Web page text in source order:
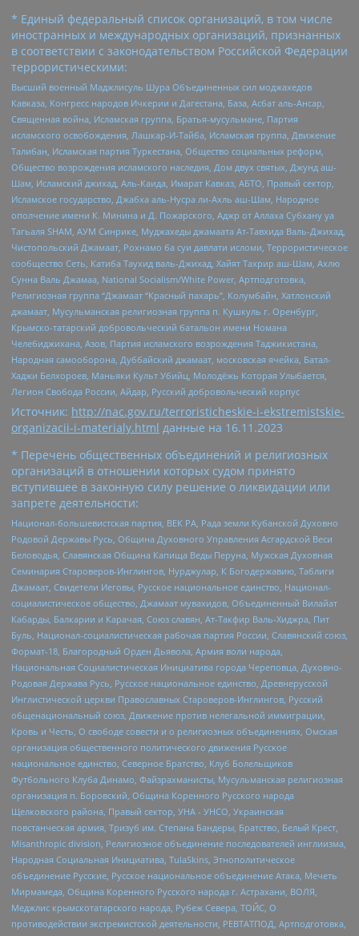
* Единый федеральный список организаций, в том числе
иностранных и международных организаций, признанных
в соответствии с законодательством Российской Федерации
террористическими:
Высший военный Маджлисуль Шура Объединенных сил моджахедов
Кавказа, Конгресс народов Ичкерии и Дагестана, База, Асбат аль-Ансар,
Священная война, Исламская группа, Братья-мусульмане, Партия
исламского освобождения, Лашкар-И-Тайба, Исламская группа, Движение
Талибан, Исламская партия Туркестана, Общество социальных реформ,
Общество возрождения исламского наследия, Дом двух святых, Джунд аш-
Шам, Исламский джихад, Аль-Каида, Имарат Кавказ, АБТО, Правый сектор,
Исламское государство, Джабха аль-Нусра ли-Ахль аш-Шам, Народное
ополчение имени К. Минина и Д. Пожарского, Аджр от Аллаха Субхану уа
Тагьаля SHAM, АУМ Синрике, Муджахеды джамаата Ат-Тавхида Валь-Джихад,
Чистопольский Джамаат, Рохнамо ба суи давлати исломи, Террористическое
сообщество Сеть, Катиба Таухид валь-Джихад, Хайят Тахрир аш-Шам, Ахлю
Сунна Валь Джамаа, National Socialism/White Power, Артподготовка,
Религиозная группа “Джамаат “Красный пахарь”, Колумбайн, Хатлонский
джамаат, Мусульманская религиозная группа п. Кушкуль г. Оренбург,
Крымско-татарский добровольческий батальон имени Номана
Челебиджихана, Азов, Партия исламского возрождения Таджикистана,
Народная самооборона, Дуббайский джамаат, московская ячейка, Батал-
Хаджи Белхороев, Маньяки Культ Убийц, Молодёжь Которая Улыбается,
Легион Свобода России, Айдар, Русский добровольческий корпус
Источник: http://nac.gov.ru/terroristicheskie-i-ekstremistskie-
organizacii-i-materialy.html данные на 16.11.2023
* Перечень общественных объединений и религиозных
организаций в отношении которых судом принято
вступившее в законную силу решение о ликвидации или
запрете деятельности:
Национал-большевистская партия, ВЕК РА, Рада земли Кубанской Духовно
Родовой Державы Русь, Община Духовного Управления Асгардской Веси
Беловодья, Славянская Община Капища Веды Перуна, Мужская Духовная
Семинария Староверов-Инглингов, Нурджулар, К Богодержавию, Таблиги
Джамаат, Свидетели Иеговы, Русское национальное единство, Национал-
социалистическое общество, Джамаат мувахидов, Объединенный Вилайат
Кабарды, Балкарии и Карачая, Союз славян, Ат-Такфир Валь-Хиджра, Пит
Буль, Национал-социалистическая рабочая партия России, Славянский союз,
Формат-18, Благородный Орден Дьявола, Армия воли народа,
Национальная Социалистическая Инициатива города Череповца, Духовно-
Родовая Держава Русь, Русское национальное единство, Древнерусской
Инглистической церкви Православных Староверов-Инглингов, Русский
общенациональный союз, Движение против нелегальной иммиграции,
Кровь и Честь, О свободе совести и о религиозных объединениях, Омская
организация общественного политического движения Русское
национальное единство, Северное Братство, Клуб Болельщиков
Футбольного Клуба Динамо, Файзрахманисты, Мусульманская религиозная
организация п. Боровский, Община Коренного Русского народа
Щелковского района, Правый сектор, УНА - УНСО, Украинская
повстанческая армия, Тризуб им. Степана Бандеры, Братство, Белый Крест,
Misanthropic division, Религиозное объединение последователей инглиизма,
Народная Социальная Инициатива, TulaSkins, Этнополитическое
объединение Русские, Русское национальное объединение Атака, Мечеть
Мирмамеда, Община Коренного Русского народа г. Астрахани, ВОЛЯ,
Меджлис крымскотатарского народа, Рубеж Севера, ТОЙС, О
противодействии экстремистской деятельности, РЕВТАТПОД, Артподготовка,